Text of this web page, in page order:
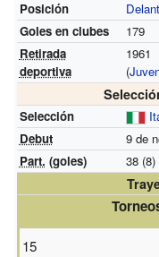
Posición
Goles en clubes
179
Retirada
deportiva
1961
(
Selección
Debut
9 de
Part. (goles) 38 (8)
15